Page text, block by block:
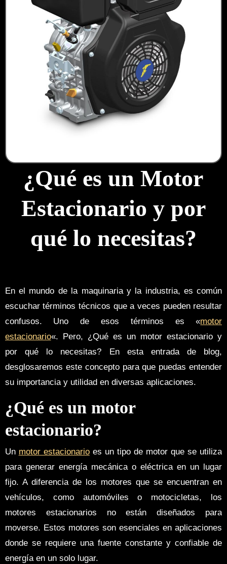
¿Qué es un Motor
Estacionario y por
qué lo necesitas?
En el mundo de la maquinaria y la industria, es común
escuchar términos técnicos que a veces pueden resultar
confusos. Uno de esos términos es «motor
estacionario«. Pero, ¿Qué es un motor estacionario y
por qué lo necesitas? En esta entrada de blog,
desglosaremos este concepto para que puedas entender
su importancia y utilidad en diversas aplicaciones.
¿Qué es un motor
estacionario?
Un motor estacionarioes un tipo de motor que se utiliza
para generar energía mecánica o eléctrica en un lugar
fijo. A diferencia de los motores que se encuentran en
vehículos, como automóviles o motocicletas, los
motores estacionarios no están diseñados para
moverse. Estos motores son esenciales en aplicaciones
donde se requiere una fuente constante y confiable de
energía en un solo lugar.